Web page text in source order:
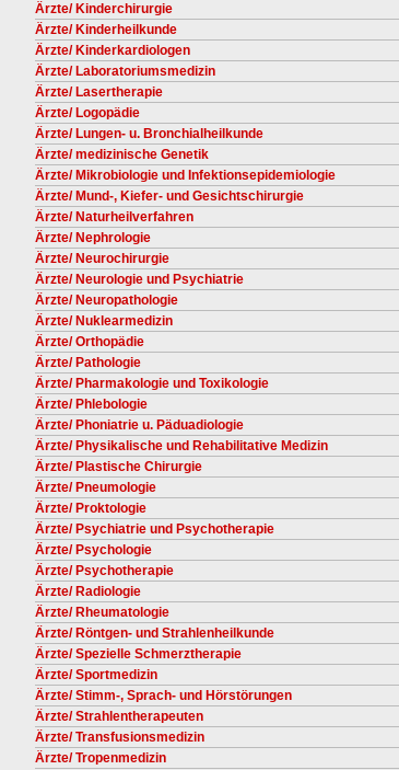
Ärzte/ Kinderchirurgie
Ärzte/ Kinderheilkunde
Ärzte/ Kinderkardiologen
Ärzte/ Laboratoriumsmedizin
Ärzte/ Lasertherapie
Ärzte/ Logopädie
Ärzte/ Lungen- u. Bronchialheilkunde
Ärzte/ medizinische Genetik
Ärzte/ Mikrobiologie und Infektionsepidemiologie
Ärzte/ Mund-, Kiefer- und Gesichtschirurgie
Ärzte/ Naturheilverfahren
Ärzte/ Nephrologie
Ärzte/ Neurochirurgie
Ärzte/ Neurologie und Psychiatrie
Ärzte/ Neuropathologie
Ärzte/ Nuklearmedizin
Ärzte/ Orthopädie
Ärzte/ Pathologie
Ärzte/ Pharmakologie und Toxikologie
Ärzte/ Phlebologie
Ärzte/ Phoniatrie u. Päduadiologie
Ärzte/ Physikalische und Rehabilitative Medizin
Ärzte/ Plastische Chirurgie
Ärzte/ Pneumologie
Ärzte/ Proktologie
Ärzte/ Psychiatrie und Psychotherapie
Ärzte/ Psychologie
Ärzte/ Psychotherapie
Ärzte/ Radiologie
Ärzte/ Rheumatologie
Ärzte/ Röntgen- und Strahlenheilkunde
Ärzte/ Spezielle Schmerztherapie
Ärzte/ Sportmedizin
Ärzte/ Stimm-, Sprach- und Hörstörungen
Ärzte/ Strahlentherapeuten
Ärzte/ Transfusionsmedizin
Ärzte/ Tropenmedizin